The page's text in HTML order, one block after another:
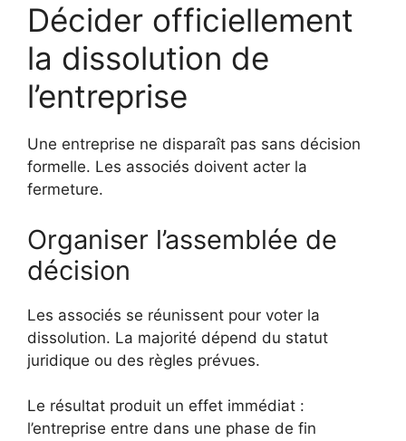
Décider officiellement
la dissolution de
l’entreprise
Une entreprise ne disparaît pas sans décision
formelle. Les associés doivent acter la
fermeture.
Organiser l’assemblée de
décision
Les associés se réunissent pour voter la
dissolution. La majorité dépend du statut
juridique ou des règles prévues.
Le résultat produit un effet immédiat :
l’entreprise entre dans une phase de fin